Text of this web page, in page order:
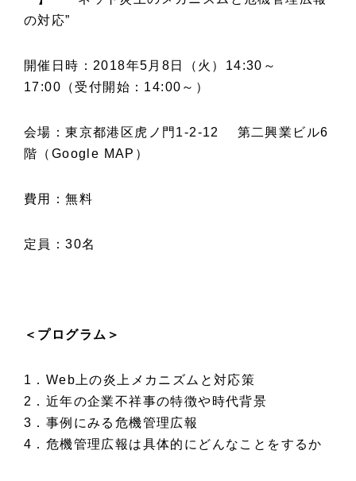
の対応”
開催日時：2018年5月8日（火）14:30～
17:00（受付開始：14:00～）
会場：東京都港区虎ノ門1-2-12 第二興業ビル6
階（ Google MAP ）
費用：無料
定員：30名
＜プログラム＞
1．Web上の炎上メカニズムと対応策
2．近年の企業不祥事の特徴や時代背景
3．事例にみる危機管理広報
4．危機管理広報は具体的にどんなことをするか